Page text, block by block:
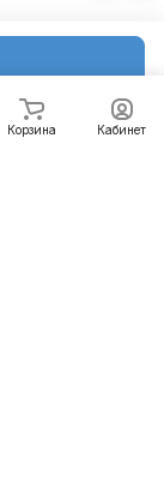
Корзина Кабинет